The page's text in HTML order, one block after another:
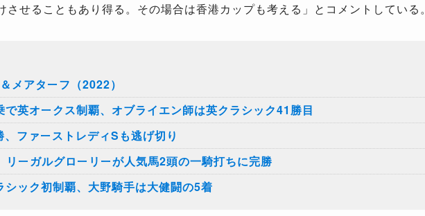
せることもあり得る。その場合は香港カップも考える」とコメントしている。
メアターフ（2022）
英オークス制覇、オブライエン師は英クラシック41勝目
ファーストレディSも逃げ切り
ーガルグローリーが人気馬2頭の一騎打ちに完勝
シック初制覇、大野騎手は大健闘の5着